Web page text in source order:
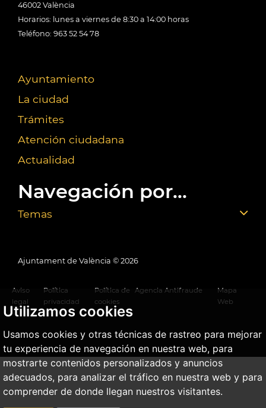
Utilizamos cookies
Usamos cookies y otras técnicas de rastreo para mejorar
tu experiencia de navegación en nuestra web, para
mostrarte contenidos personalizados y anuncios
adecuados, para analizar el tráfico en nuestra web y para
comprender de donde llegan nuestros visitantes.
46002 València
Horarios: lunes a viernes de 8:30 a 14:00 horas
Teléfono: 963 52 54 78
Ayuntamiento
La ciudad
Trámites
Atención ciudadana
Actualidad
Navegación por...
Temas
Ajuntament de València © 2026
Aviso
legal
Política
privacidad
Política de
cookies
Agencia Antifraude
Mapa
Web